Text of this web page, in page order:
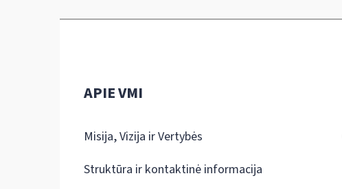
APIE VMI
Misija, Vizija ir Vertybės
Struktūra ir kontaktinė informacija